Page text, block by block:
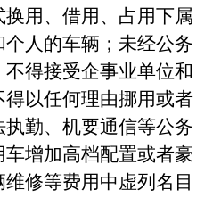
用、借用、占用下属
人的车辆；未经公务
得接受企事业单位和
以任何理由挪用或者
勤、机要通信等公务
增加高档配置或者豪
修等费用中虚列名目